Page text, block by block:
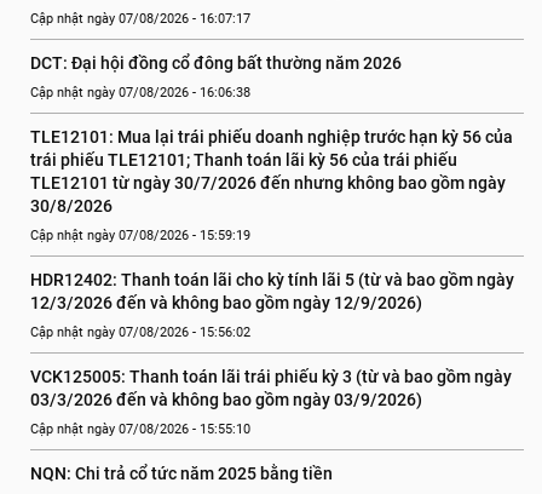
Cập nhật ngày 07/08/2026 - 16:07:17
DCT: Đại hội đồng cổ đông bất thường năm 2026
Cập nhật ngày 07/08/2026 - 16:06:38
TLE12101: Mua lại trái phiếu doanh nghiệp trước hạn kỳ 56 của
trái phiếu TLE12101; Thanh toán lãi kỳ 56 của trái phiếu
TLE12101 từ ngày 30/7/2026 đến nhưng không bao gồm ngày
30/8/2026
Cập nhật ngày 07/08/2026 - 15:59:19
HDR12402: Thanh toán lãi cho kỳ tính lãi 5 (từ và bao gồm ngày
12/3/2026 đến và không bao gồm ngày 12/9/2026)
Cập nhật ngày 07/08/2026 - 15:56:02
VCK125005: Thanh toán lãi trái phiếu kỳ 3 (từ và bao gồm ngày
03/3/2026 đến và không bao gồm ngày 03/9/2026)
Cập nhật ngày 07/08/2026 - 15:55:10
NQN: Chi trả cổ tức năm 2025 bằng tiền